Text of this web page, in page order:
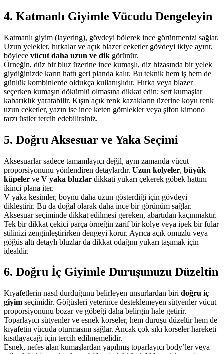
4. Katmanlı Giyimle Vücudu Dengeleyin
Katmanlı giyim (layering), gövdeyi bölerek ince görünmenizi sağlar.
Uzun yelekler, hırkalar ve açık blazer ceketler gövdeyi ikiye ayırır,
böylece vücut daha uzun ve dik görünür.
Örneğin, düz bir bluz üzerine ince kumaşlı, diz hizasında bir yelek
giydiğinizde karın hattı geri planda kalır. Bu teknik hem iş hem de
günlük kombinlerde oldukça kullanışlıdır. Hırka veya blazer
seçerken kumaşın dökümlü olmasına dikkat edin; sert kumaşlar
kabarıklık yaratabilir. Kışın açık renk kazakların üzerine koyu renk
uzun ceketler, yazın ise ince keten gömlekler veya şifon kimono
tarzı üstler tercih edebilirsiniz.
5. Doğru Aksesuar ve Yaka Seçimi
Aksesuarlar sadece tamamlayıcı değil, aynı zamanda vücut
proporsiyonunu yönlendiren detaylardır. Uzun kolyeler, büyük
küpeler ve V yaka bluzlar dikkati yukarı çekerek göbek hattını
ikinci plana iter.
V yaka kesimler, boynu daha uzun gösterdiği için gövdeyi
dikleştirir. Bu da doğal olarak daha ince bir görünüm sağlar.
Aksesuar seçiminde dikkat edilmesi gereken, abartıdan kaçınmaktır.
Tek bir dikkat çekici parça örneğin zarif bir kolye veya ipek bir fular
stilinizi zenginleştirirken dengeyi korur. Ayrıca açık omuzlu veya
göğüs altı detaylı bluzlar da dikkat odağını yukarı taşımak için
idealdir.
6. Doğru İç Giyimle Duruşunuzu Düzeltin
Kıyafetlerin nasıl durduğunu belirleyen unsurlardan biri doğru iç
giyim seçimidir. Göğüsleri yeterince desteklemeyen sütyenler vücut
proporsiyonunu bozar ve göbeği daha belirgin hale getirir.
Toparlayıcı sütyenler ve esnek korseler, hem duruşu düzeltir hem de
kıyafetin vücuda oturmasını sağlar. Ancak çok sıkı korseler hareketi
kısıtlayacağı için tercih edilmemelidir.
Esnek, nefes alan kumaşlardan yapılmış toparlayıcı body’ler veya